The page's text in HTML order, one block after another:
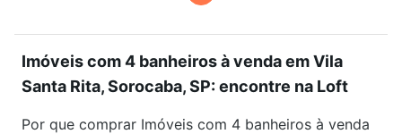
Imóveis com 4 banheiros à venda em Vila
Santa Rita, Sorocaba, SP: encontre na Loft
Por que comprar Imóveis com 4 banheiros à venda